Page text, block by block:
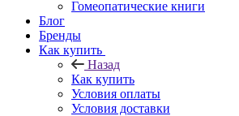
Гомеопатические книги
Блог
Бренды
Как купить
Назад
Как купить
Условия оплаты
Условия доставки